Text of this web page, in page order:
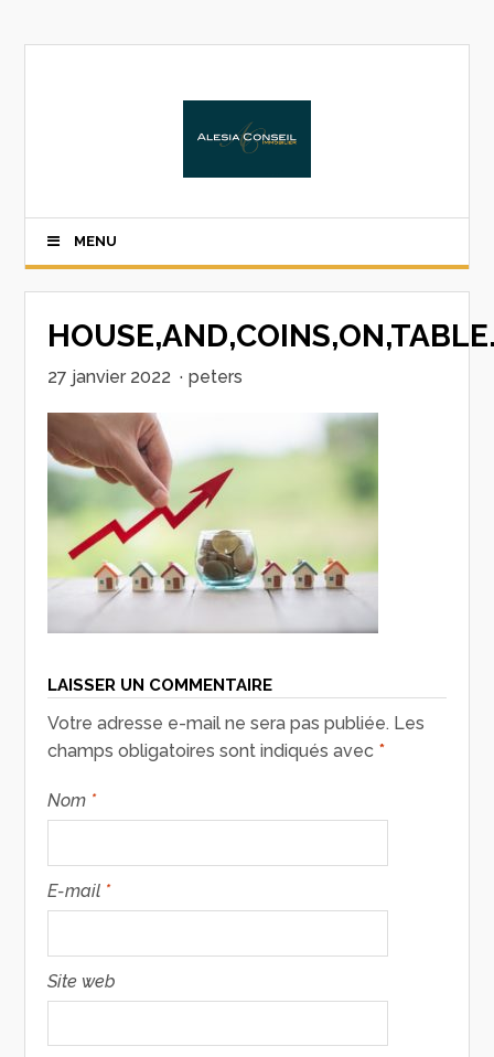
MENU
27 janvier 2022 · peters
LAISSER UN COMMENTAIRE
Votre adresse e-mail ne sera pas publiée. Les
champs obligatoires sont indiqués avec *
Nom *
E-mail *
Site web